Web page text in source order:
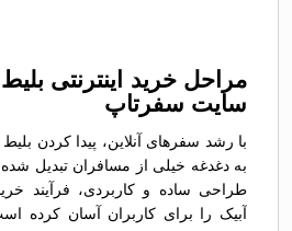
مراحل خرید اینترنتی
سایت سفرتاپ
با رشد سفرهای آنلاین، پیدا کردن
به دغدغه خیلی از مسافران تبدیل
طراحی ساده و کاربردی، فرآیند
آبیک را برای کاربران آسان کرده